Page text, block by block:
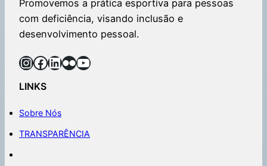
Promovemos a prática esportiva para pessoas
com deficiência, visando inclusão e
desenvolvimento pessoal.
LINKS
Sobre Nós
TRANSPARÊNCIA